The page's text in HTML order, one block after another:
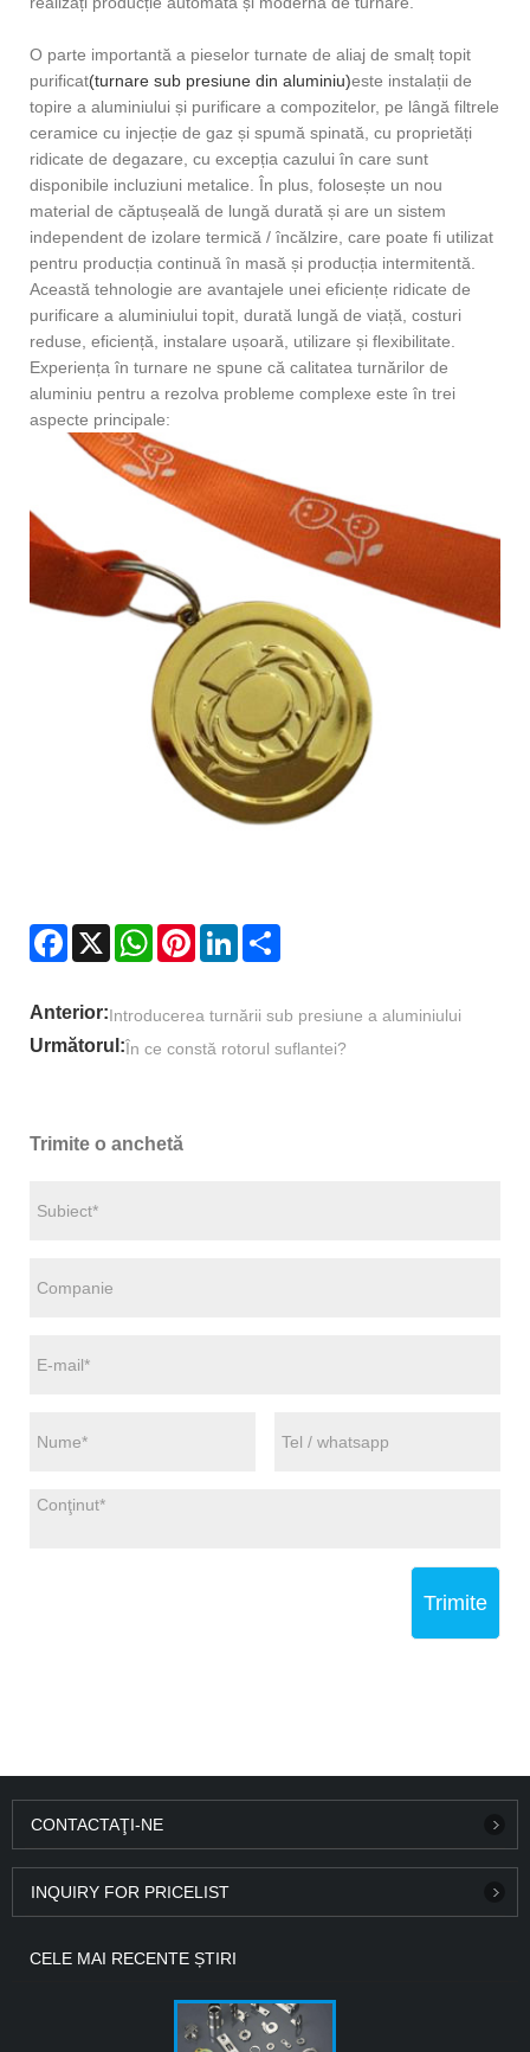
O parte importantă a pieselor turnate de aliaj de smalț topit
purificat(turnare sub presiune din aluminiu)este instalații de
topire a aluminiului și purificare a compozitelor, pe lângă filtrele
ceramice cu injecție de gaz și spumă spinată, cu proprietăți
ridicate de degazare, cu excepția cazului în care sunt
disponibile incluziuni metalice. În plus, folosește un nou
material de căptușeală de lungă durată și are un sistem
independent de izolare termică / încălzire, care poate fi utilizat
pentru producția continuă în masă și producția intermitentă.
Această tehnologie are avantajele unei eficiențe ridicate de
purificare a aluminiului topit, durată lungă de viață, costuri
reduse, eficiență, instalare ușoară, utilizare și flexibilitate.
Experiența în turnare ne spune că calitatea turnărilor de
aluminiu pentru a rezolva probleme complexe este în trei
aspecte principale:
Facebook
X WhatsAppPinterestLinkedIn
Anterior:Introducerea turnării sub presiune a aluminiului
Următorul:În ce constă rotorul suflantei?
Trimite o anchetă
Trimite
CONTACTAŢI-NE
INQUIRY FOR PRICELIST
CELE MAI RECENTE ȘTIRI